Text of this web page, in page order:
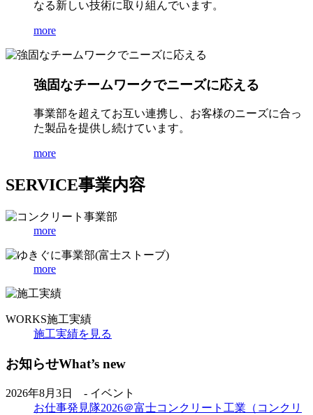
なる新しい技術に取り組んでいます。
more
強固なチームワークでニーズに応える
事業部を超えてお互い連携し、お客様のニーズに合っ
た製品を提供し続けています。
more
SERVICE事業内容
more
more
WORKS施工実績
施工実績を見る
お知らせWhat’s new
2026年8月3日 - イベント
お仕事発見隊2026＠富士コンクリート工業（コンクリ